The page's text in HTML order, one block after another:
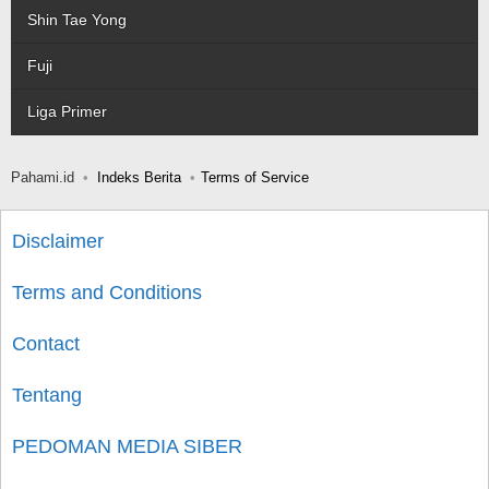
Shin Tae Yong
Fuji
Liga Primer
Pahami.id Indeks Berita Terms of Service
Disclaimer
Terms and Conditions
Contact
Tentang
PEDOMAN MEDIA SIBER